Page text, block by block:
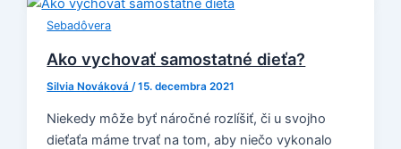
Sebadôvera
Ako vychovať samostatné dieťa?
Silvia Nováková/15. decembra 2021
Niekedy môže byť náročné rozlíšiť, či u svojho
dieťaťa máme trvať na tom, aby niečo vykonalo